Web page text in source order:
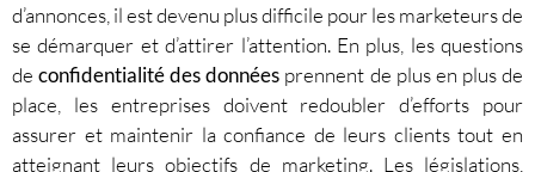
d’annonces, il est devenu plus difficile pour les marketeurs de
se démarquer et d’attirer l’attention. En plus, les questions
deconfidentialité des données prennent de plus en plus de
place, les entreprises doivent redoubler d’efforts pour
assurer et maintenir la confiance de leurs clients tout en
atteignant leurs objectifs de marketing. Les législations,